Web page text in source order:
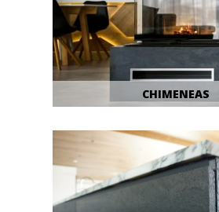
CHIMENEAS